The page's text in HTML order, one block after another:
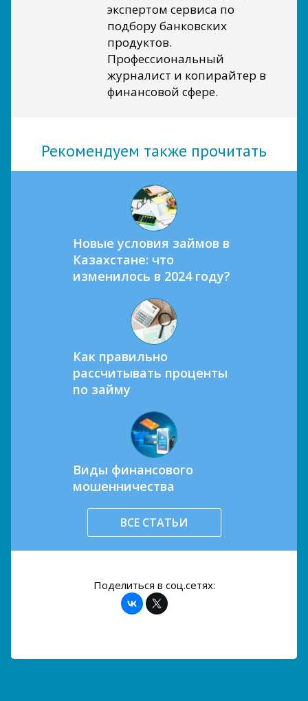
экспертом сервиса по
подбору банковских
продуктов.
Профессиональный
журналист и копирайтер в
финансовой сфере.
Рекомендуем также прочитать
Новые условия займов в
Казахстане: что
изменилось в 2024 году?
Как правильно
рассчитывать проценты
по займу
Виды финансового
мошенничества
ВСЕ СТАТЬИ
Поделиться в соц.сетях: